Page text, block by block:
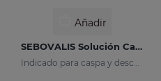
Añadir
SEBOVALIS Solución Capilar
Indicado para caspa y descamaciones del cuero cabelludo